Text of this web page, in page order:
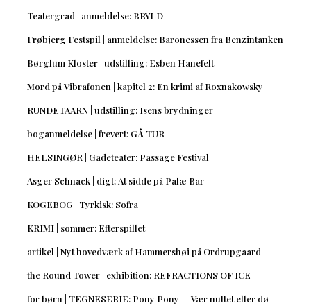
Teatergrad | anmeldelse: BRYLD
Frøbjerg Festspil | anmeldelse: Baronessen fra Benzintanken
Børglum Kloster | udstilling: Esben Hanefelt
Mord på Vibrafonen | kapitel 2: En krimi af Roxnakowsky
RUNDETAARN | udstilling: Isens brydninger
boganmeldelse | frevert: GÅ TUR
HELSINGØR | Gadeteater: Passage Festival
Asger Schnack | digt: At sidde på Palæ Bar
KOGEBOG | Tyrkisk: Sofra
KRIMI | sommer: Efterspillet
artikel | Nyt hovedværk af Hammershøi på Ordrupgaard
the Round Tower | exhibition: REFRACTIONS OF ICE
for børn | TEGNESERIE: Pony Pony — Vær nuttet eller dø